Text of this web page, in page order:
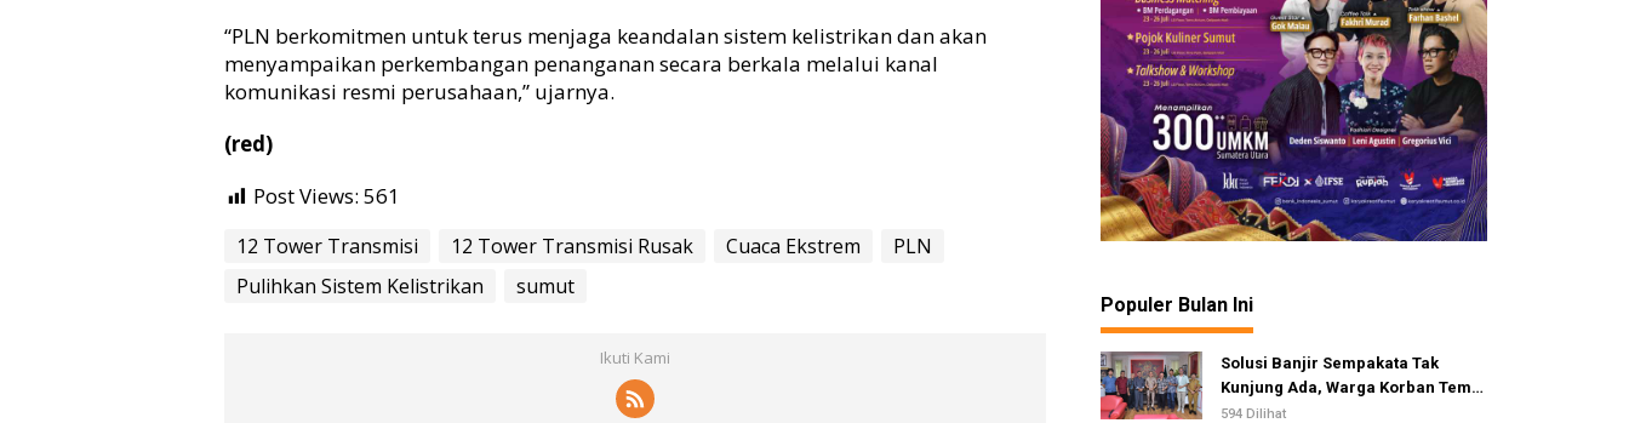
“PLN berkomitmen untuk terus menjaga keandalan sistem kelistrikan dan akan
menyampaikan perkembangan penanganan secara berkala melalui kanal
komunikasi resmi perusahaan,” ujarnya.
(red)
Post Views: 561
12 Tower Transmisi 12 Tower Transmisi Rusak Cuaca Ekstrem
PLN
Pulihkan Sistem Kelistrikan
sumut
Ikuti Kami
Populer Bulan Ini
Solusi Banjir Sempakata Tak
Kunjung Ada, Warga Korban Temui
Ketua DPRD Kota Medan
594 Dilihat